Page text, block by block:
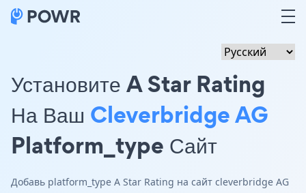
Установите A Star Rating
На Ваш Cleverbridge AG
Platform_type Сайт
Добавь platform_type A Star Rating на сайт cleverbridge AG